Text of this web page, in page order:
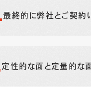
最終的に弊社とご契約
定性的な面と定量的な